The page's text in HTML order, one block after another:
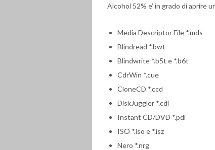
Alcohol 52% e’ in grado di aprire
Media Descriptor File *.mds
Blindread *.bwt
Blindwrite *.b5t e *.b6t
CdrWin *.cue
CloneCD *.ccd
DiskJuggler *.cdi
Instant CD/DVD *.pdi
ISO *.iso e *.isz
Nero *.nrg